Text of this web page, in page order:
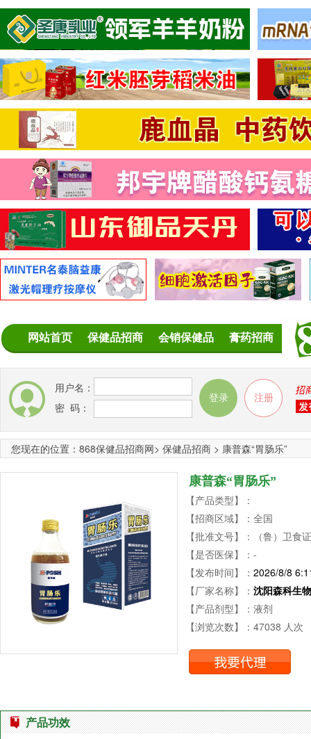
网站首页 保健品招商 会销保健品 膏药招商
用户名：
密 码：
您现在的位置： 868保健品招商网> 保健品招商 > 康普森“胃肠乐”
康普森“胃肠乐”
【产品类型】：
【招商区域】：全国
【批准文号】：（鲁）卫食
【是否医保】：-
【发布时间】： 2026/8/8
【厂家名称】： 沈阳森科生
【产品剂型】：液剂
【浏览次数】：47038 人次
产品功效